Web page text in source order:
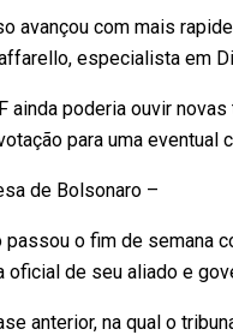
avançou com mais
especialista em
ainda poderia ouvir
para uma eventual
de Bolsonaro –
passou o fim de semana
oficial de seu aliado e
anterior, na qual o